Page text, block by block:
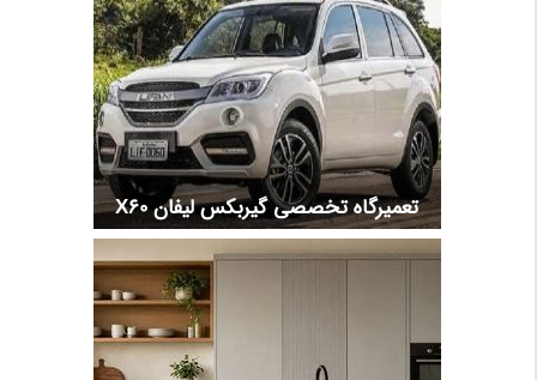
تعمیرگاه تخصصی گیربکس لیفان X60